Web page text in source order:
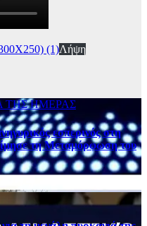
(1)Λήψη
ΤΗΣ ΗΜΕΡΑΣ
εσπερινός στη
τη Μεταμόρφωση του